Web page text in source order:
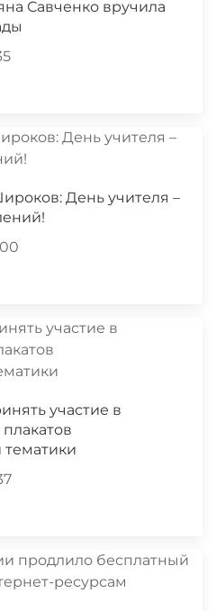
Савченко вручила
День учителя –
участие в